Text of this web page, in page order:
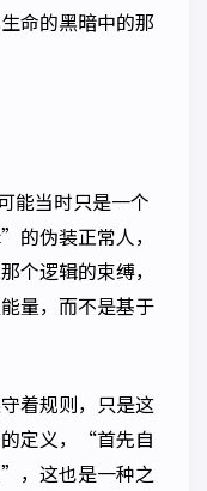
命的黑暗中的那
能当时只是一个
伪装正常人，
个逻辑的束缚，
量，而不是基于
着规则，只是这
定义，“首先自
，这也是一种之